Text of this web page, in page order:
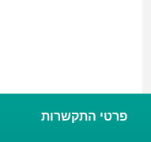
פרטי התקשרות